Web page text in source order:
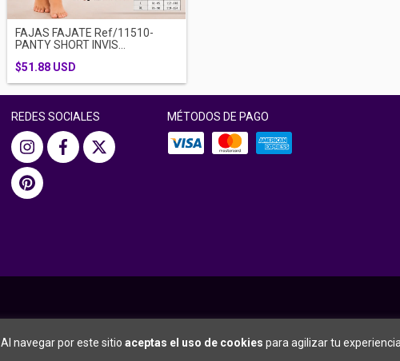
Al navegar por este sitio aceptas el uso de cookies para agilizar tu
FAJAS FAJATE Ref/11510-
PANTY SHORT INVIS...
$51.88 USD
REDES SOCIALES MÉTODOS DE PAGO